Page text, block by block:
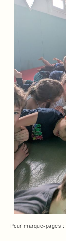
Pour marque-pages :